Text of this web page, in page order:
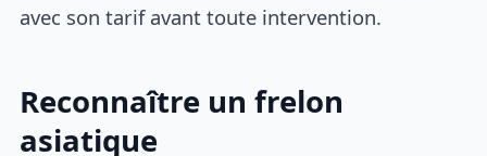
avec son tarif avant toute intervention.
Reconnaître un frelon
asiatique